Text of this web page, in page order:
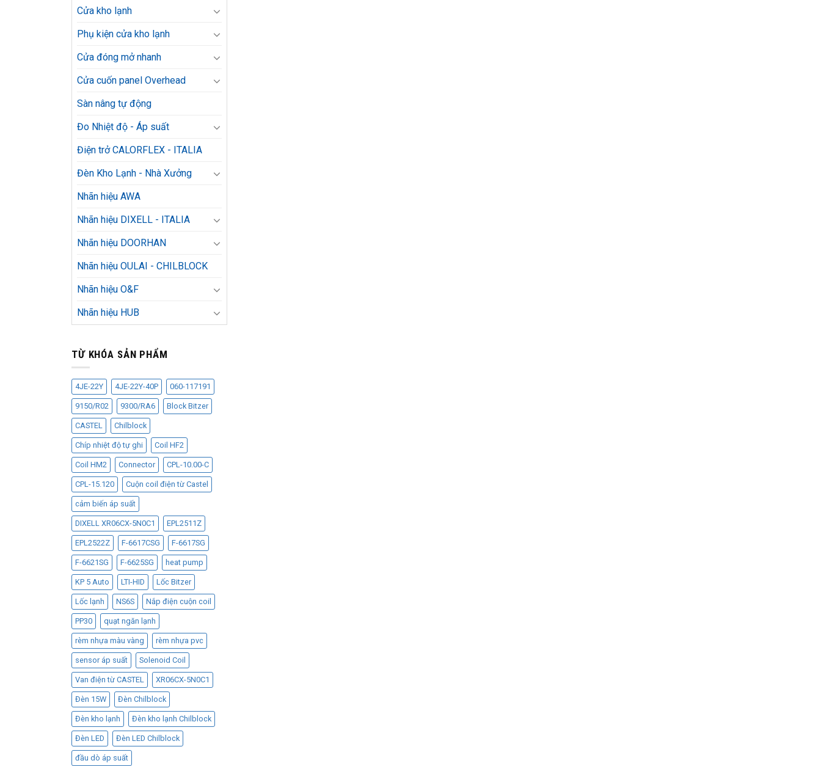
Cửa kho lạnh
Phụ kiện cửa kho lạnh
Cửa đóng mở nhanh
Cửa cuốn panel Overhead
Sàn nâng tự động
Đo Nhiệt độ - Áp suất
Điện trở CALORFLEX - ITALIA
Đèn Kho Lạnh - Nhà Xưởng
Nhãn hiệu AWA
Nhãn hiệu DIXELL - ITALIA
Nhãn hiệu DOORHAN
Nhãn hiệu OULAI - CHILBLOCK
Nhãn hiệu O&F
Nhãn hiệu HUB
TỪ KHÓA SẢN PHẨM
4JE-22Y 4JE-22Y-40P 060-117191
9150/R02 9300/RA6 Block Bitzer
CASTEL Chilblock
Chíp nhiệt độ tự ghi Coil HF2
Coil HM2 Connector CPL-10.00-C
CPL-15.120 Cuộn coil điện từ Castel
cảm biến áp suất
DIXELL XR06CX-5N0C1 EPL2511Z
EPL2522Z F-6617CSG F-6617SG
F-6621SG F-6625SG heat pump
KP 5 Auto LTI-HID Lốc Bitzer
Lốc lạnh NS6S Nắp điện cuộn coil
PP30 quạt ngăn lạnh
rèm nhựa màu vàng rèm nhựa pvc
sensor áp suất Solenoid Coil
Van điện từ CASTEL XR06CX-5N0C1
Đèn 15W Đèn Chilblock
Đèn kho lạnh Đèn kho lạnh Chilblock
Đèn LED Đèn LED Chilblock
đầu dò áp suất